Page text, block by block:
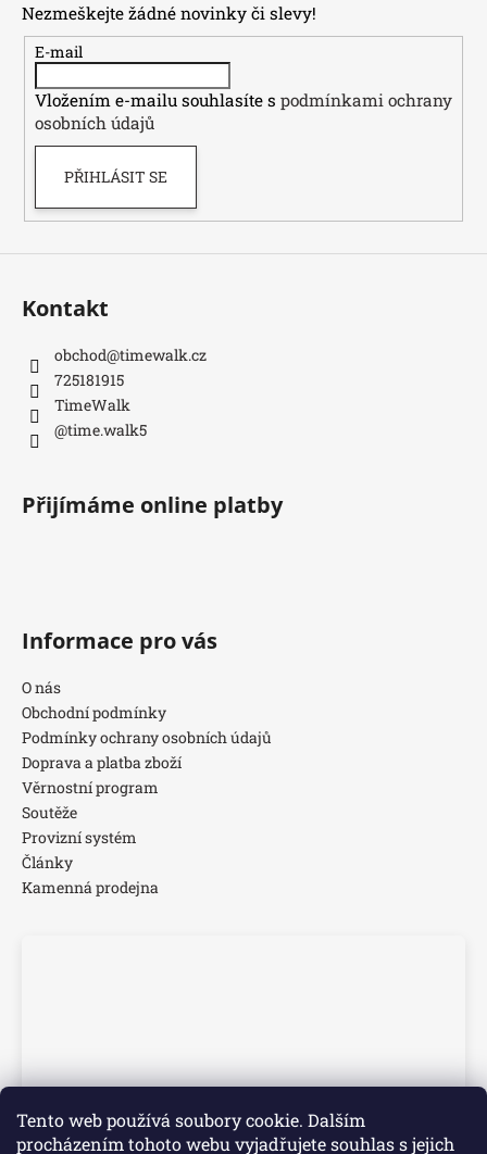
Tento web používá soubory cookie. Dalším
procházením tohoto webu vyjadřujete souhlas s jejich
Nezmeškejte žádné novinky či slevy!
E-mail
Vložením e-mailu souhlasíte s podmínkami ochrany
osobních údajů
PŘIHLÁSIT SE
Kontakt
obchod@timewalk.cz
725181915
TimeWalk
@time.walk5
Přijímáme online platby
Informace pro vás
O nás
Obchodní podmínky
Podmínky ochrany osobních údajů
Doprava a platba zboží
Věrnostní program
Soutěže
Provizní systém
Články
Kamenná prodejna